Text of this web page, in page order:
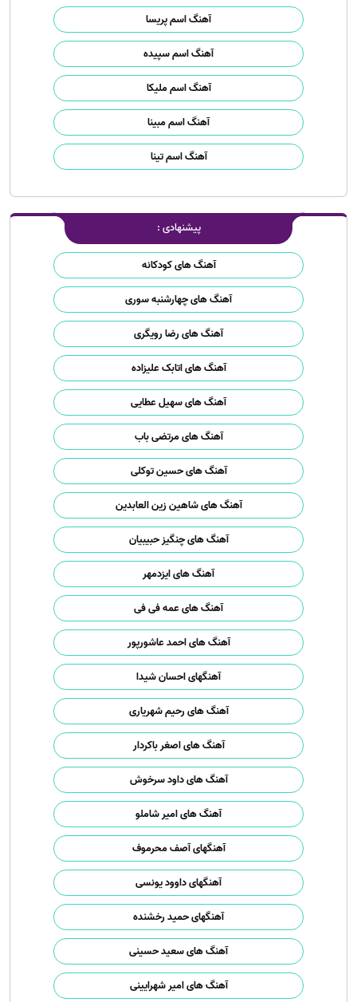
آهنگ اسم پریسا
آهنگ اسم سپیده
آهنگ اسم ملیکا
آهنگ اسم مبینا
آهنگ اسم تینا
پیشنهادی :
آهنگ های کودکانه
آهنگ های چهارشنبه سوری
آهنگ های رضا رویگری
آهنگ های اتابک علیزاده
آهنگ های سهیل عطایی
آهنگ های مرتضی باب
آهنگ های حسین توکلی
آهنگ های شاهین زین العابدین
آهنگ های چنگیز حبیبیان
آهنگ های ایزدمهر
آهنگ های عمه فی فی
آهنگ های احمد عاشورپور
آهنگهای احسان شیدا
آهنگ های رحیم شهریاری
آهنگ های اصغر باکردار
آهنگ های داود سرخوش
آهنگ های امیر شاملو
آهنگهای آصف محرموف
آهنگهای داوود یونسی
آهنگهای حمید رخشنده
آهنگ های سعید حسینی
آهنگ های امیر شهرایینی